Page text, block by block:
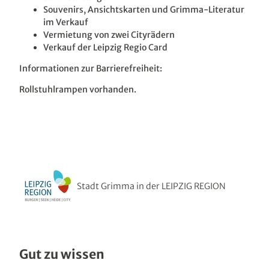
Souvenirs, Ansichtskarten und Grimma-Literatur
im Verkauf
Vermietung von zwei Cityrädern
Verkauf der Leipzig Regio Card
Informationen zur Barrierefreiheit:
Rollstuhlrampen vorhanden.
Stadt Grimma in der LEIPZIG REGION
Gut zu wissen